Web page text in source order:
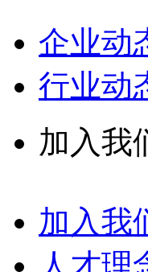
企业动
行业动
加入我
加入我
人才理